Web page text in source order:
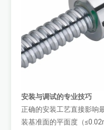
安装与调试的专业技巧
正确的安装工艺直接影响
装基准面的平面度（